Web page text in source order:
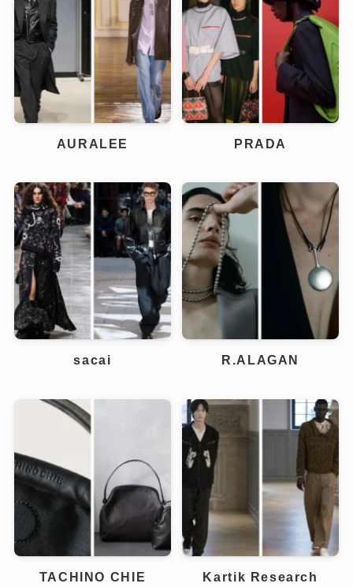
AURALEE PRADA
sacai R.ALAGAN
TACHINO CHIE Kartik Research